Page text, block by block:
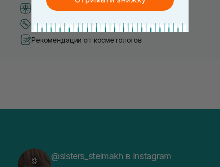
Система бонусов и лояльности
Лучшие цены и топ товары
Рекомендации от косметологов
@sisters_stelmakh в Instagram